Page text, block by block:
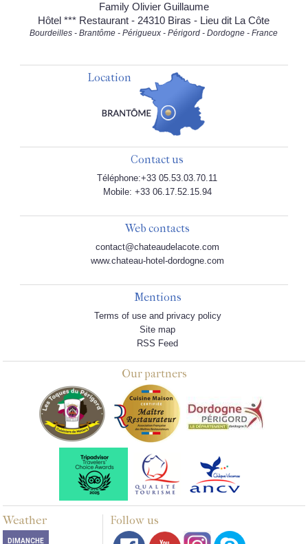
Family Olivier Guillaume
Hôtel *** Restaurant - 24310 Biras - Lieu dit La Côte
Bourdeilles - Brantôme - Périgueux - Périgord - Dordogne - France
Location
Contact us
Téléphone:+33 05.53.03.70.11
Mobile: +33 06.17.52.15.94
Web contacts
contact@chateaudelacote.com
www.chateau-hotel-dordogne.com
Mentions
Terms of use and privacy policy
Site map
RSS Feed
Our partners
Weather Follow us